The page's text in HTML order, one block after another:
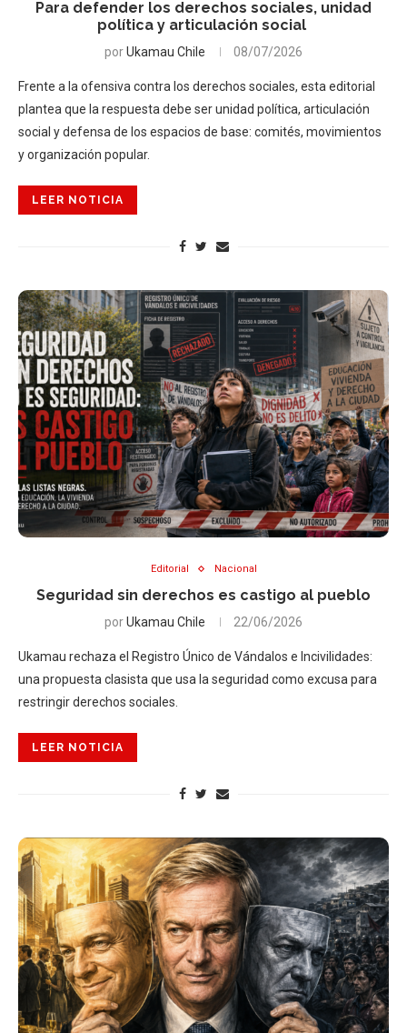
Para defender los derechos sociales, unidad
política y articulación social
porUkamau Chile 08/07/2026
Frente a la ofensiva contra los derechos sociales, esta editorial
plantea que la respuesta debe ser unidad política, articulación
social y defensa de los espacios de base: comités, movimientos
y organización popular.
LEER NOTICIA
Editorial Nacional
Seguridad sin derechos es castigo al pueblo
porUkamau Chile 22/06/2026
Ukamau rechaza el Registro Único de Vándalos e Incivilidades:
una propuesta clasista que usa la seguridad como excusa para
restringir derechos sociales.
LEER NOTICIA